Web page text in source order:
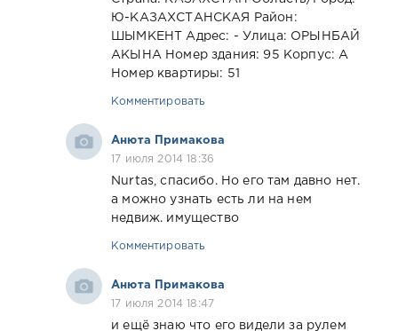
Ю-КАЗАХСТАНСКАЯ Район:
ШЫМКЕНТ Адрес: - Улица: ОРЫНБАЙ
АКЫНА Номер здания: 95 Корпус: А
Номер квартиры: 51
Комментировать
Анюта Примакова
17 июля 2014 18:36
Nurtas, спасибо. Но его там давно нет.
а можно узнать есть ли на нем
недвиж. имущество
Комментировать
Анюта Примакова
17 июля 2014 18:47
и ещё знаю что его видели за рулем